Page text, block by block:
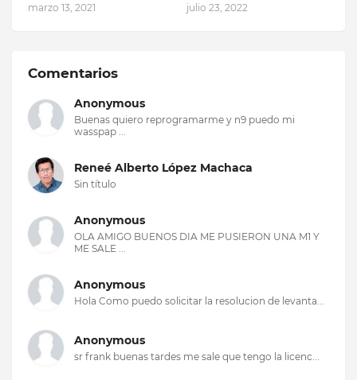
marzo 13, 2021 julio 23, 2022
Comentarios
Anonymous
Buenas quiero reprogramarme y n9 puedo mi
wasspap ...
Reneé Alberto López Machaca
Sin título
Anonymous
OLA AMIGO BUENOS DIA ME PUSIERON UNA M1 Y
ME SALE ...
Anonymous
Hola Como puedo solicitar la resolucion de levanta...
Anonymous
sr frank buenas tardes me sale que tengo la licenc...